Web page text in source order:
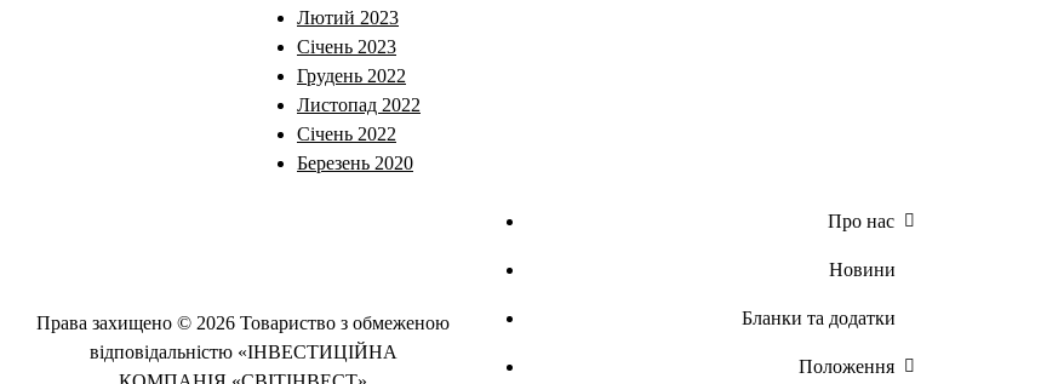
Лютий 2023
Січень 2023
Грудень 2022
Листопад 2022
Січень 2022
Березень 2020
Права захищено © 2026 Товариство з обмеженою
відповідальністю «ІНВЕСТИЦІЙНА
Про нас
Новини
Бланки та додатки
Положення